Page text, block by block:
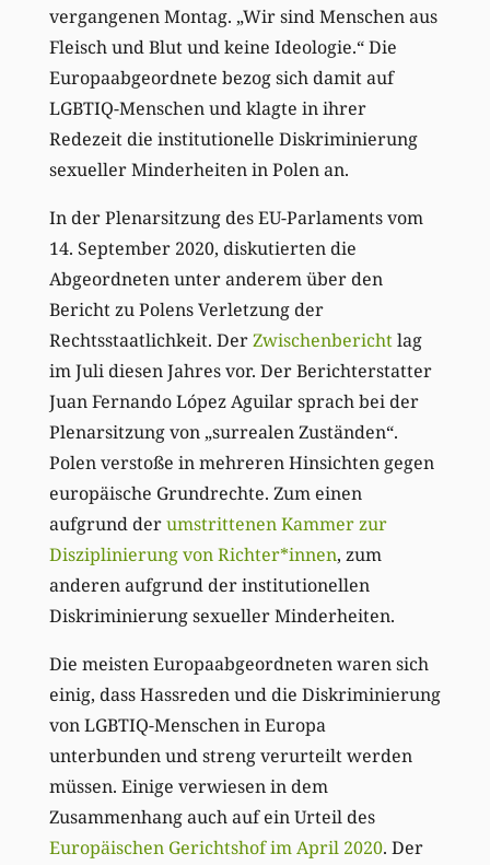
vergangenen Montag. „Wir sind Menschen aus
Fleisch und Blut und keine Ideologie.“ Die
Europaabgeordnete bezog sich damit auf
LGBTIQ-Menschen und klagte in ihrer
Redezeit die institutionelle Diskriminierung
sexueller Minderheiten in Polen an.
In der Plenarsitzung des EU-Parlaments vom
14. September 2020, diskutierten die
Abgeordneten unter anderem über den
Berichtzu PolensVerletzung der
Rechtsstaatlichkeit. DerZwischenberichtlag
im Juli diesen Jahres vor. Der Berichterstatter
Juan Fernando López Aguilar sprach bei der
Plenarsitzung von „surrealen Zuständen“.
Polen verstoße in mehreren Hinsichten gegen
europäische Grundrechte. Zum einen
aufgrund derumstrittenen Kammer zur
Disziplinierung von Richter*innen, zum
anderen aufgrund der institutionellen
Diskriminierung sexueller Minderheiten.
Die meisten Europaabgeordneten waren sich
einig, dass Hassreden und die Diskriminierung
von LGBTIQ-Menschenin Europa
unterbunden und streng verurteilt werden
müssen. Einige verwiesen in dem
Zusammenhang auch auf ein Urteil des
Europäischen Gerichtshof im April 2020. Der